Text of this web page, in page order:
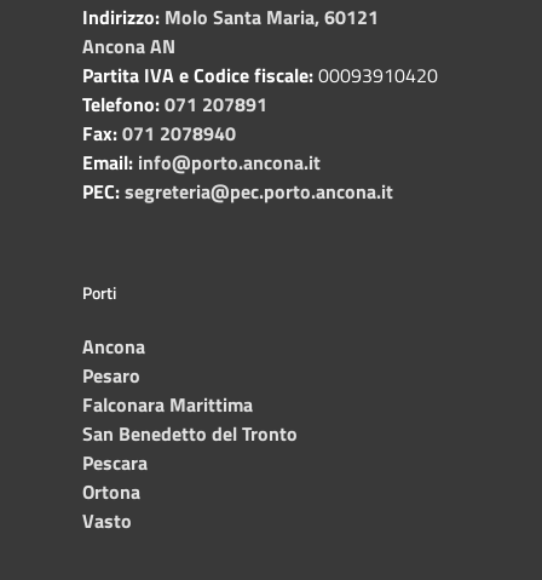
Indirizzo: Molo Santa Maria, 60121
Ancona AN
Partita IVA e Codice fiscale:00093910420
Telefono:071 207891
Fax:071 2078940
Email: info@porto.ancona.it
PEC:segreteria@pec.porto.ancona.it
Porti
Ancona
Pesaro
Falconara Marittima
San Benedetto del Tronto
Pescara
Ortona
Vasto